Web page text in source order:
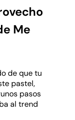
Me
de que tu
pastel,
pasos
al trend